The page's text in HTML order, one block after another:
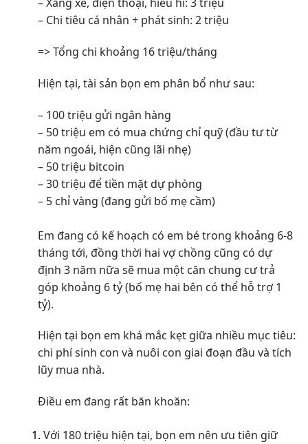
– Chi tiêu cá nhân + phát sinh: 2 triệu
=> Tổng chi khoảng 16 triệu/tháng
Hiện tại, tài sản bọn em phân bổ như sau:
– 100 triệu gửi ngân hàng
– 50 triệu em có mua chứng chỉ quỹ (đầu tư từ
năm ngoái, hiện cũng lãi nhẹ)
– 50 triệu bitcoin
– 30 triệu để tiền mặt dự phòng
– 5 chỉ vàng (đang gửi bố mẹ cầm)
Em đang có kế hoạch có em bé trong khoảng 6-8
tháng tới, đồng thời hai vợ chồng cũng có dự
định 3 năm nữa sẽ mua một căn chung cư trả
góp khoảng 6 tỷ (bố mẹ hai bên có thể hỗ trợ 1
tỷ).
Hiện tại bọn em khá mắc kẹt giữa nhiều mục tiêu:
chi phí sinh con và nuôi con giai đoạn đầu và tích
lũy mua nhà.
Điều em đang rất băn khoăn:
Với 180 triệu hiện tại, bọn em nên ưu tiên giữ